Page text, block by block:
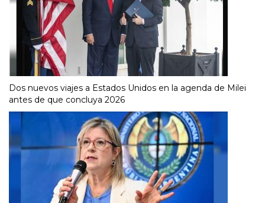
Dos nuevos viajes a Estados Unidos en la agenda de Milei
antes de que concluya 2026